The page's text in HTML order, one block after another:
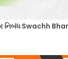
નિબંધ Swachh